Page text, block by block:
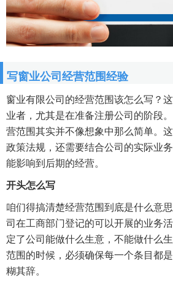
写窗业公司经营范围经验
窗业有限公司的经营范围该怎么写？
业者，尤其是在准备注册公司的阶段
营范围其实并不像想象中那么简单。
政策法规，还需要结合公司的实际业
能影响到后期的经营。
开头怎么写
咱们得搞清楚经营范围到底是什么意
司在工商部门登记的可以开展的业务
定了公司能做什么生意，不能做什么
范围的时候，必须确保每一个条目都
糊其辞。